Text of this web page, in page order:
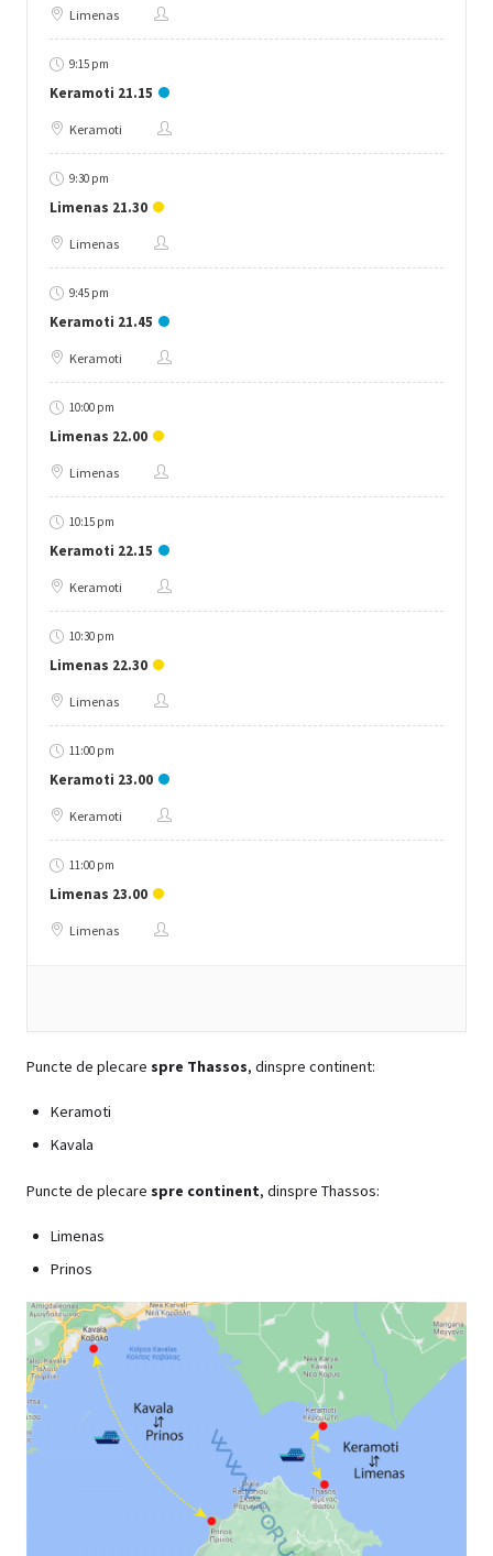
Limenas
9:15 pm
Keramoti 21.15
Keramoti
9:30 pm
Limenas 21.30
Limenas
9:45 pm
Keramoti 21.45
Keramoti
10:00 pm
Limenas 22.00
Limenas
10:15 pm
Keramoti 22.15
Keramoti
10:30 pm
Limenas 22.30
Limenas
11:00 pm
Keramoti 23.00
Keramoti
11:00 pm
Limenas 23.00
Limenas
Puncte de plecare spre Thassos, dinspre continent:
Keramoti
Kavala
Puncte de plecare spre continent, dinspre Thassos:
Limenas
Prinos